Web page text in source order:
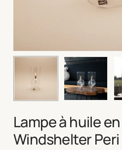
Lampe à huile
Windshelter